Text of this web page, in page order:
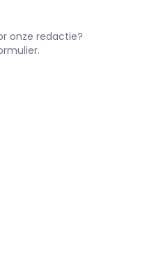
onze redactie?